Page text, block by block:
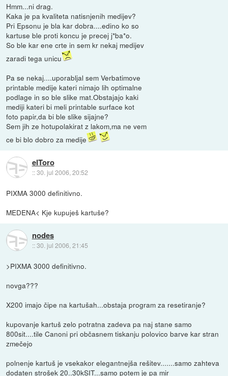
Hmm...ni drag.
Kaka je pa kvaliteta natisnjenih medijev?
Pri Epsonu je bla kar dobra....edino ko so
kartuse ble proti koncu je precej j*ba*o.
So ble kar ene crte in sem kr nekaj medijev
zaradi tega unicu
Pa se nekaj....uporabljal sem Verbatimove
printable medije kateri nimajo lih optimalne
podlage in so ble slike mat.Obstajajo kaki
mediji kateri bi meli printable surface kot
foto papir,da bi ble slike sijajne?
Sem jih ze hotupolakirat z lakom,ma ne vem
ce bi blo dobro za medije
elToro
::30. jul 2006, 20:52
PIXMA 3000 definitivno.
MEDENA< Kje kupuješ kartuše?
nodes
::30. jul 2006, 21:45
>PIXMA 3000 definitivno.
novga???
X200 imajo čipe na kartušah...obstaja program za resetiranje?
kupovanje kartuš zelo potratna zadeva pa naj stane samo
800sit....tile Canoni pri občasnem tiskanju polovico barve kar stran
zmečejo
polnenje kartuš je vsekakor elegantnejša rešitev.......samo zahteva
dodaten strošek 20..30kSIT...samo potem je pa mir